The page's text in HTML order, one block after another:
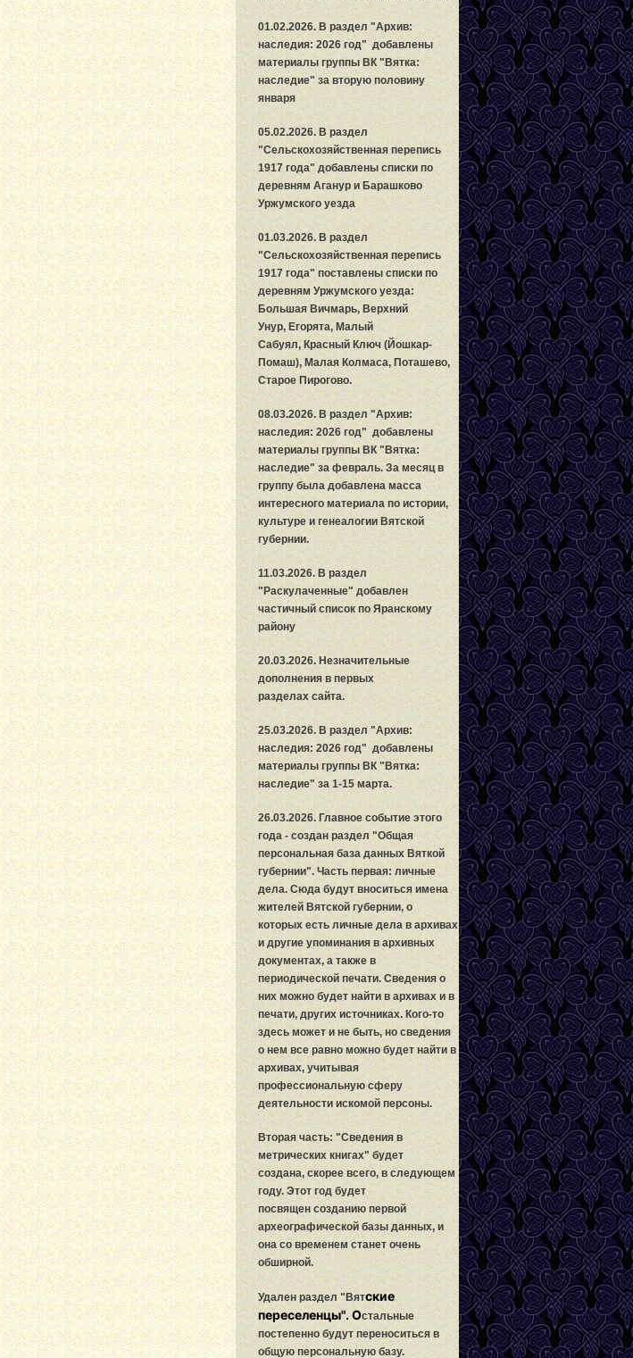
01.02.2026. В раздел "Архив:
наследия: 2026 год" добавлены
материалы группы ВК "Вятка:
наследие" за вторую половину
января
05.02.2026. В раздел
"Сельскохозяйственная перепись
1917 года" добавлены списки по
деревням Аганур и Барашково
Уржумского уезда
01.03.2026. В раздел
"Сельскохозяйственная перепись
1917 года" поставлены списки по
деревням Уржумского уезда:
Большая Вичмарь, Верхний
Унур, Егорята, Малый
Сабуял, Красный Ключ (Йошкар-
Помаш), Малая Колмаса, Поташево,
Старое Пирогово.
08.03.2026. В раздел "Архив:
наследия: 2026 год" добавлены
материалы группы ВК "Вятка:
наследие" за февраль. За месяц в
группу была добавлена масса
интересного материала по истории,
культуре и генеалогии Вятской
губернии.
11.03.2026. В раздел
"Раскулаченные" добавлен
частичный список по Яранскому
району
20.03.2026. Незначительные
дополнения в первых
разделах сайта.
25.03.2026. В раздел "Архив:
наследия: 2026 год" добавлены
материалы группы ВК "Вятка:
наследие" за 1-15 марта.
26.03.2026. Главное событие этого
года - создан раздел "Общая
персональная база данных Вяткой
губернии". Часть первая: личные
дела.Сюда будут вноситься имена
жителей Вятской губернии, о
которых есть личные дела в архивах
и другие упоминания в архивных
документах, а также в
периодической печати.Сведения о
них можно будет найти в архивах и в
печати, других источниках. Кого-то
здесь может и не быть, но сведения
о нем все равно можно будет найти в
архивах, учитывая
профессиональную сферу
деятельности искомой персоны.
Вторая часть: "Сведения в
метрических книгах" будет
создана, скорее всего, в следующем
году. Этот год будет
посвящен созданию первой
археографической базы данных, и
она со временем станет очень
обширной.
Удален раздел "Вятские
переселенцы". Остальные
постепенно будут переноситься в
общую персональную базу.